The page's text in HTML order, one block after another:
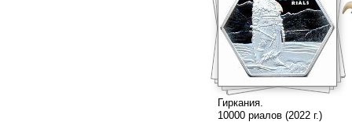
Гиркания.
10000 риалов (2022 г.)